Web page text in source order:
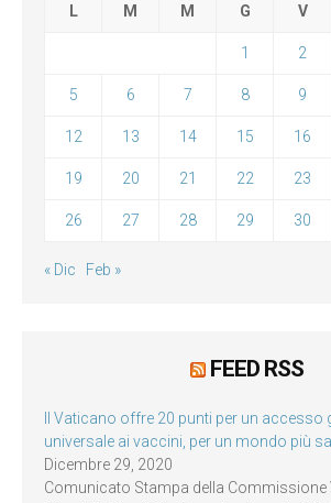
L M M G V
1 2
5 6 7 8 9
12 13 14 15 16
19 20 21 22 23
26 27 28 29 30
« Dic Feb »
FEED RSS
Il Vaticano offre 20 punti per un accesso
universale ai vaccini, per un mondo più
Dicembre 29, 2020
Comunicato Stampa della Commissione